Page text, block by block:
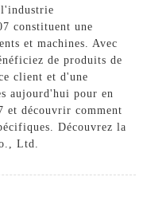
constituent une
et machines. Avec
de produits de
client et d'une
aujourd'hui pour en
et découvrir comment
Découvrez la
Ltd.